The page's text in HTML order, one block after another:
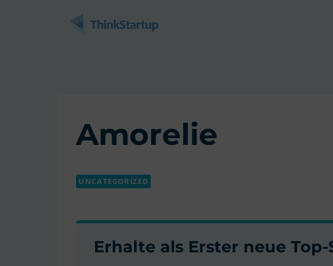
Amorelie
UNCATEGORIZED
Erhalte als Erster neue